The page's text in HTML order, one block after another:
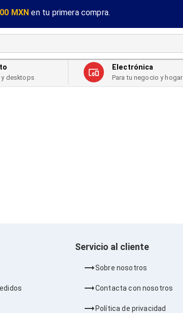
MXN en tu primera compra.
desktops
Electrónica
Para tu negocio y hogar
Servicio al cliente
Sobre nosotros
Contacta con nosotros
Política de privacidad